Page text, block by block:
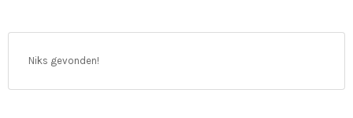
Niks gevonden!